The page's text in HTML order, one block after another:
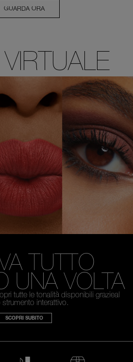
GUARDA ORA
TUTTO
UNA VOLTA
tutte le tonalità disponibili grazieal
strumento interattivo.
SCOPRI SUBITO